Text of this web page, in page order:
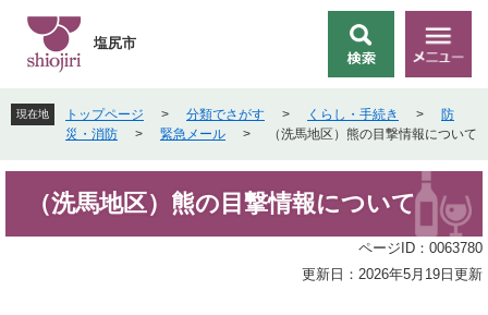
先
頭
す
を
飛
し
文
索
メ
ニ
ー
塩尻市
現在地 トップページ > 分類でさがす > くらし・手続き >
防
災・消防
> 緊急メール > （洗馬地区）熊の目撃情報について
（洗馬地区）熊の目撃情報について
ページID：0063780
更新日：2026年5月19日更新